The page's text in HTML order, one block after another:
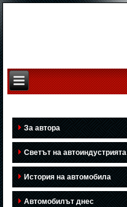
За автора
Светът на автоиндустрията
История на автомобила
Автомобилът днес